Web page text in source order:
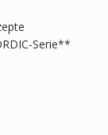
Serie**